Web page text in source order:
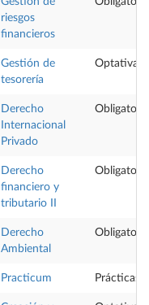
riesgos
financieros
Gestión de
tesorería
Optativa
Derecho
Internacional
Privado
Obligatoria
Derecho
financiero y
tributario II
Obligatoria
Derecho
Ambiental
Obligatoria
Practicum Prácticas